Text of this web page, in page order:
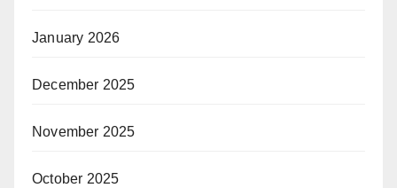
January 2026
December 2025
November 2025
October 2025